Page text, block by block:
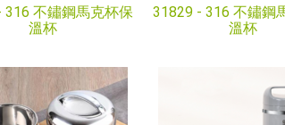
316 不鏽鋼馬克杯保
溫杯
31829 - 316 不鏽鋼
溫杯